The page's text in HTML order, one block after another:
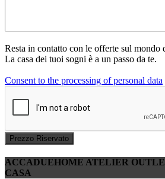
Resta in contatto con le offerte sul mondo
La casa dei tuoi sogni è a un passo da te.
Consent to the processing of personal data
Prezzo Riservato
ACCADUEHOME ATELIER
CASA